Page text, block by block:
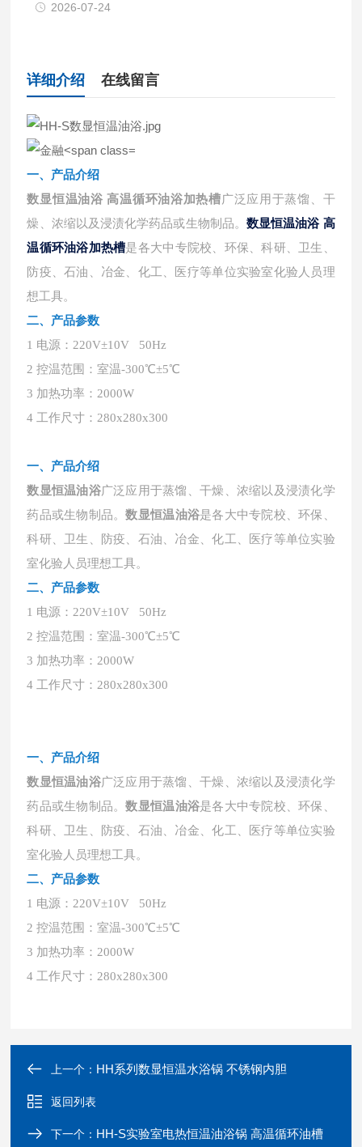
2026-07-24
详细介绍 在线留言
一、 产品介绍
数显恒温油浴 高温循环油浴加热槽广泛应用于蒸馏、干
燥、浓缩以及浸渍化学药品或生物制品。 数显恒温油浴 高
温循环油浴加热槽是各大中专院校、环保、科研、卫生、
防疫、石油、冶金、化工、医疗等单位实验室化验人员理
想工具。
二、 产品参数
1 电源：220V±10V 50Hz
2 控温范围：室温-300℃±5℃
3 加热功率：2000W
4 工作尺寸：280x280x300
一、 产品介绍
数显恒温油浴广泛应用于蒸馏、干燥、浓缩以及浸渍化学
药品或生物制品。数显恒温油浴是各大中专院校、环保、
科研、卫生、防疫、石油、冶金、化工、医疗等单位实验
室化验人员理想工具。
二、 产品参数
1 电源：220V±10V 50Hz
2 控温范围：室温-300℃±5℃
3 加热功率：2000W
4 工作尺寸：280x280x300
一、 产品介绍
数显恒温油浴广泛应用于蒸馏、干燥、浓缩以及浸渍化学
药品或生物制品。数显恒温油浴是各大中专院校、环保、
科研、卫生、防疫、石油、冶金、化工、医疗等单位实验
室化验人员理想工具。
二、 产品参数
1 电源：220V±10V 50Hz
2 控温范围：室温-300℃±5℃
3 加热功率：2000W
4 工作尺寸：280x280x300
上一个： HH系列数显恒温水浴锅 不锈钢内胆
返回列表
下一个： HH-S实验室电热恒温油浴锅 高温循环油槽